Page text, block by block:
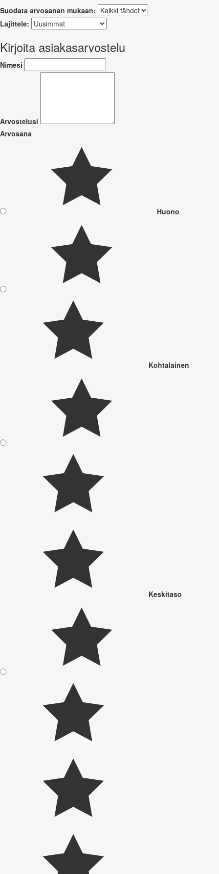
Suodata arvosanan mukaan:
Lajittele:
Kirjoita asiakasarvostelu
Nimesi
Arvostelusi
Arvosana
Huono
Kohtalainen
Keskitaso